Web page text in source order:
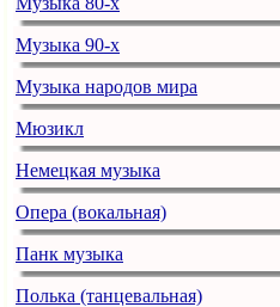
Музыка 90-х
Музыка народов мира
Мюзикл
Немецкая музыка
Опера (вокальная)
Панк музыка
Полька (танцевальная)